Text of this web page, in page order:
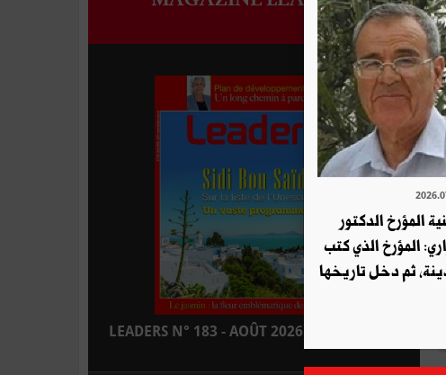
LEADERS N° 183 - AOÛT 2026 : EN KIOSQUE
المؤرخ الدكتور
المؤرخ الذي كتب
ثم دخل تاريخها